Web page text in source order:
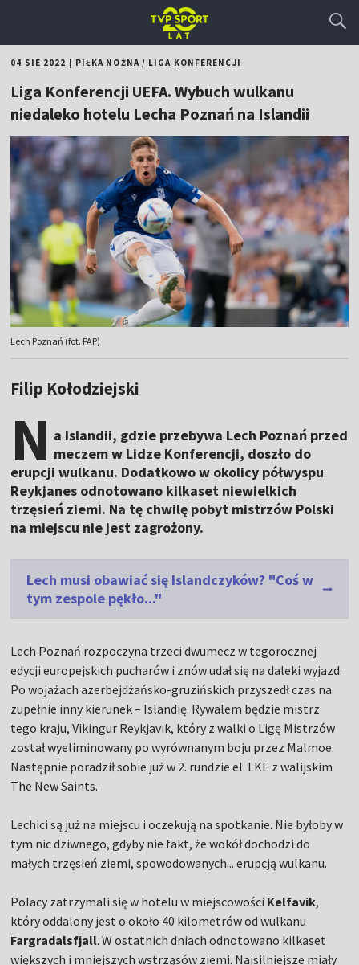
04 SIE 2022 PIŁKA NOŻNA/ LIGA KONFERENCJI
Liga Konferencji UEFA. Wybuch wulkanu
niedaleko hotelu Lecha Poznań na Islandii
Lech Poznań (fot. PAP)
Filip Kołodziejski
N a Islandii, gdzie przebywa Lech Poznań przed
meczem w Lidze Konferencji, doszło do
erupcji wulkanu. Dodatkowo w okolicy półwyspu
Reykjanes odnotowano kilkaset niewielkich
trzęsień ziemi. Na tę chwilę pobyt mistrzów Polski
na miejscu nie jest zagrożony.
Lech musi obawiać się Islandczyków? "Coś w
tym zespole pękło..."
Lech Poznań rozpoczyna trzeci dwumecz w tegorocznej
edycji europejskich pucharów i znów udał się na daleki wyjazd.
Po wojażach azerbejdżańsko-gruzińskich przyszedł czas na
zupełnie inny kierunek – Islandię. Rywalem będzie mistrz
tego kraju, Vikingur Reykjavik, który z walki o Ligę Mistrzów
został wyeliminowany po wyrównanym boju przez Malmoe.
Następnie poradził sobie już w 2. rundzie el. LKE z walijskim
The New Saints.
Lechici są już na miejscu i oczekują na spotkanie. Nie byłoby w
tym nic dziwnego, gdyby nie fakt, że wokół dochodzi do
małych trzęsień ziemi, spowodowanych... erupcją wulkanu.
Polacy zatrzymali się w hotelu w miejscowości Kelfavik,
który oddalony jest o około 40 kilometrów od wulkanu
Fargradalsfjall. W ostatnich dniach odnotowano kilkaset
większych i mniejszych wstrząsów ziemi. Najsilniejsze miały